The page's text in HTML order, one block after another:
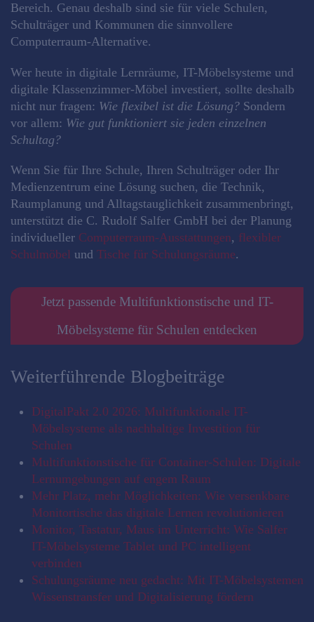
Bereich. Genau deshalb sind sie für viele Schulen,
Schulträger und Kommunen die sinnvollere
Computerraum-Alternative.
Wer heute in digitale Lernräume, IT-Möbelsysteme und
digitale Klassenzimmer-Möbel investiert, sollte deshalb
nicht nur fragen: Wie flexibel ist die Lösung? Sondern
vor allem: Wie gut funktioniert sie jeden einzelnen
Schultag?
Wenn Sie für Ihre Schule, Ihren Schulträger oder Ihr
Medienzentrum eine Lösung suchen, die Technik,
Raumplanung und Alltagstauglichkeit zusammenbringt,
unterstützt die C. Rudolf Salfer GmbH bei der Planung
individueller Computerraum-Ausstattungen, flexibler
Schulmöbel und Tische für Schulungsräume.
Jetzt passende Multifunktionstische und IT-
Möbelsysteme für Schulen entdecken
Weiterführende Blogbeiträge
DigitalPakt 2.0 2026: Multifunktionale IT-
Möbelsysteme als nachhaltige Investition für
Schulen
Multifunktionstische für Container-Schulen: Digitale
Lernumgebungen auf engem Raum
Mehr Platz, mehr Möglichkeiten: Wie versenkbare
Monitortische das digitale Lernen revolutionieren
Monitor, Tastatur, Maus im Unterricht: Wie Salfer
IT-Möbelsysteme Tablet und PC intelligent
verbinden
Schulungsräume neu gedacht: Mit IT-Möbelsystemen
Wissenstransfer und Digitalisierung fördern